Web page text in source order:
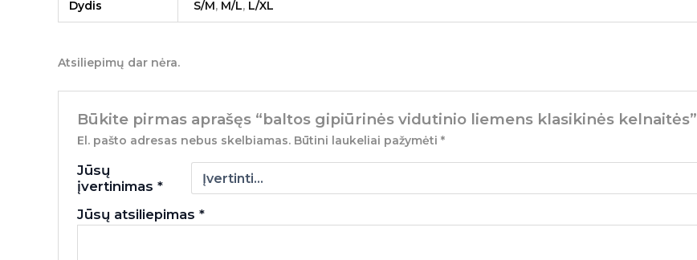
Dydis S/M, M/L, L/XL
Atsiliepimų dar nėra.
Būkite pirmas aprašęs “baltos gipiūrinės vidutinio liemens klasikinės kelnaitės”
El. pašto adresas nebus skelbiamas. Būtini laukeliai pažymėti*
Jūsų
įvertinimas*
Jūsų atsiliepimas*